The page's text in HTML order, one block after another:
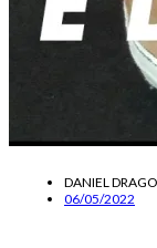
DANIEL
06/05/2022